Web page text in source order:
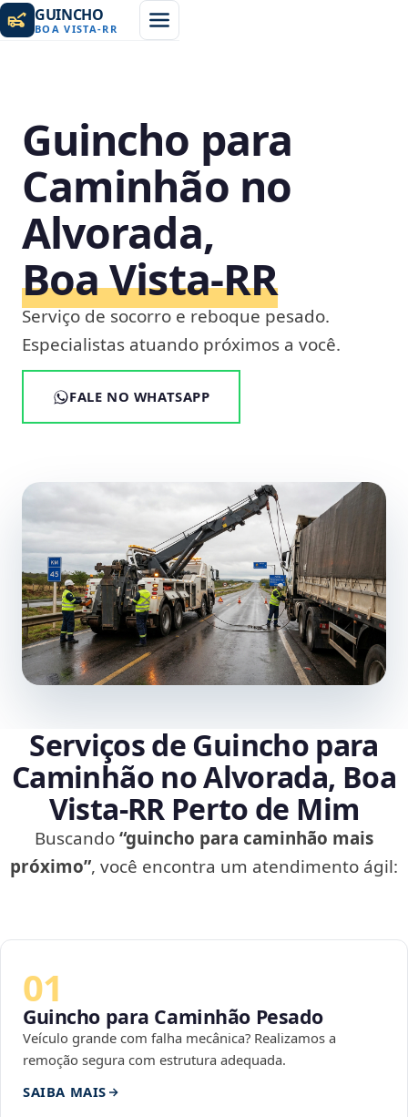
GUINCHO
BOA VISTA-RR
Guincho para
Caminhão no
Alvorada,
Boa Vista‑RR
Serviço de socorro e reboque pesado.
Especialistas atuando próximos a você.
FALE NO WHATSAPP
Serviços de Guincho para
Caminhão no Alvorada, Boa
Vista‑RR Perto de Mim
Buscando“guincho para caminhão mais
próximo”, você encontra um atendimento ágil:
01
Guincho para Caminhão Pesado
Veículo grande com falha mecânica? Realizamos a
remoção segura com estrutura adequada.
SAIBA MAIS